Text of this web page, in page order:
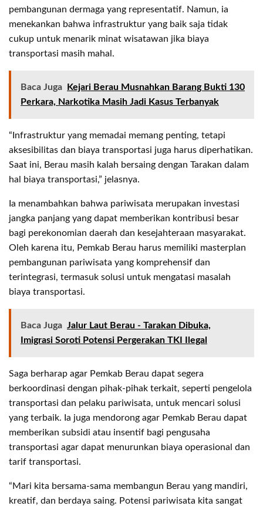
pembangunan dermaga yang representatif. Namun, ia
menekankan bahwa infrastruktur yang baik saja tidak
cukup untuk menarik minat wisatawan jika biaya
transportasi masih mahal.
Baca Juga
Kejari Berau Musnahkan Barang Bukti 130
Perkara, Narkotika Masih Jadi Kasus Terbanyak
“Infrastruktur yang memadai memang penting, tetapi
aksesibilitas dan biaya transportasi juga harus diperhatikan.
Saat ini, Berau masih kalah bersaing dengan Tarakan dalam
hal biaya transportasi,” jelasnya.
Ia menambahkan bahwa pariwisata merupakan investasi
jangka panjang yang dapat memberikan kontribusi besar
bagi perekonomian daerah dan kesejahteraan masyarakat.
Oleh karena itu, Pemkab Berau harus memiliki masterplan
pembangunan pariwisata yang komprehensif dan
terintegrasi, termasuk solusi untuk mengatasi masalah
biaya transportasi.
Baca Juga Jalur Laut Berau - Tarakan Dibuka,
Imigrasi Soroti Potensi Pergerakan TKI Ilegal
Saga berharap agar Pemkab Berau dapat segera
berkoordinasi dengan pihak-pihak terkait, seperti pengelola
transportasi dan pelaku pariwisata, untuk mencari solusi
yang terbaik. Ia juga mendorong agar Pemkab Berau dapat
memberikan subsidi atau insentif bagi pengusaha
transportasi agar dapat menurunkan biaya operasional dan
tarif transportasi.
“Mari kita bersama-sama membangun Berau yang mandiri,
kreatif, dan berdaya saing. Potensi pariwisata kita sangat